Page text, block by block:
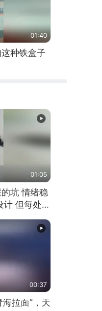
01:40
种铁盒子
01:05
坑 情绪稳
但每处都
00:37
海拉面”，天